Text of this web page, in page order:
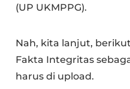
(UP UKMPPG).
Nah, kita lanjut,
Fakta Integritas
harus di upload.